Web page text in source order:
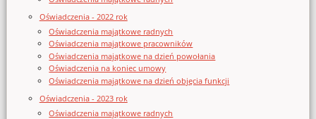
Oświadczenia - 2022 rok
Oświadczenia majątkowe radnych
Oświadczenia majątkowe pracowników
Oświadczenia majątkowe na dzień powołania
Oświadczenia na koniec umowy
Oświadczenia majątkowe na dzień objęcia funkcji
Oświadczenia - 2023 rok
Oświadczenia majątkowe radnych